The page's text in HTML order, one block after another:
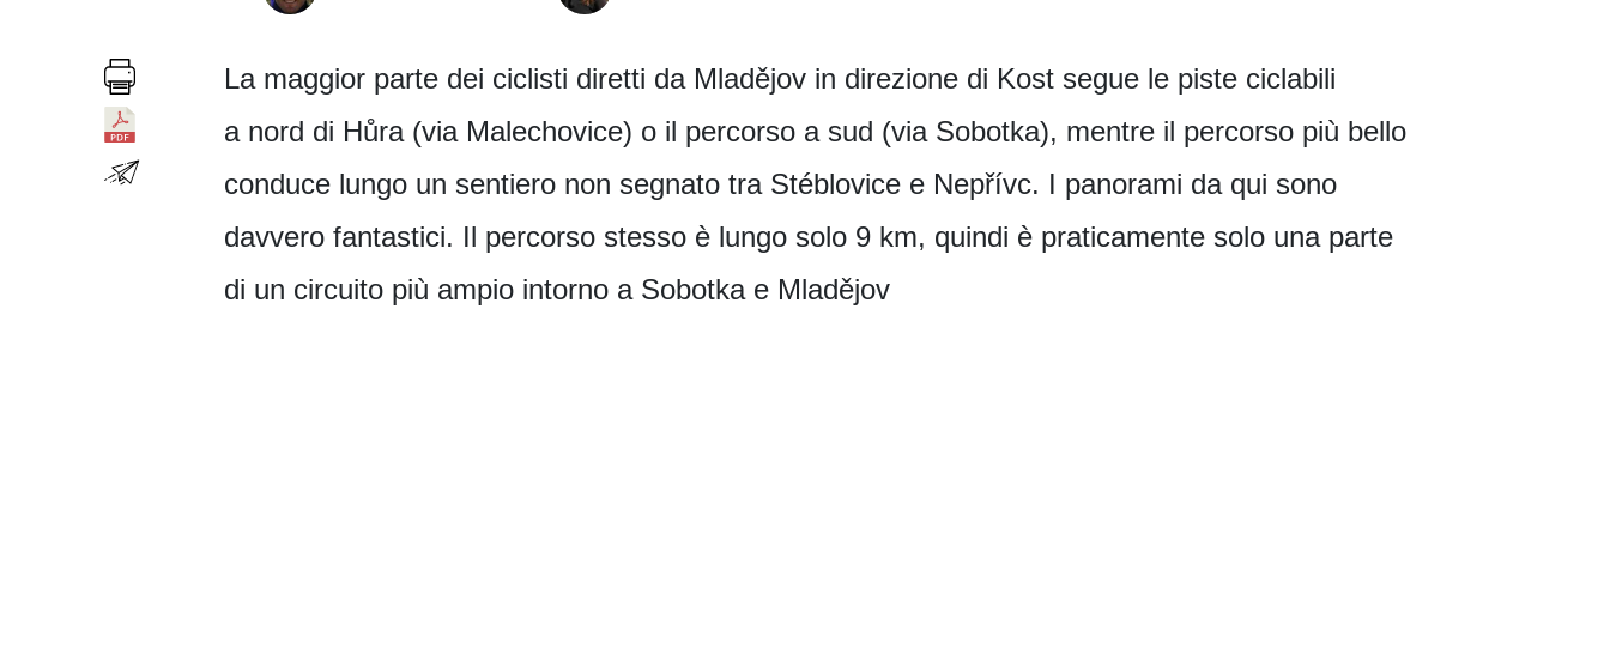
La maggior parte dei ciclisti diretti da Mladějov in direzione di Kost segue le piste ciclabili
a nord di Hůra (via Malechovice) o il percorso a sud (via Sobotka), mentre il percorso più bello
conduce lungo un sentiero non segnato tra Stéblovice e Nepřívc. I panorami da qui sono
davvero fantastici. Il percorso stesso è lungo solo 9 km, quindi è praticamente solo una parte
di un circuito più ampio intorno a Sobotka e Mladějov